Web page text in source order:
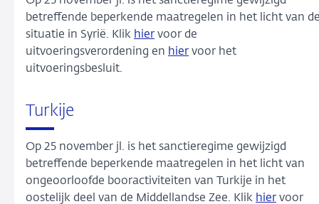
betreffende beperkende maatregelen in het licht van
situatie in Syrië. Klik hier voor de
uitvoeringsverordening en hier voor het
uitvoeringsbesluit.
Turkije
Op 25 november jl. is het sanctieregime gewijzigd
betreffende beperkende maatregelen in het licht van
ongeoorloofde booractiviteiten van Turkije in het
oostelijk deel van de Middellandse Zee. Klik hier voor